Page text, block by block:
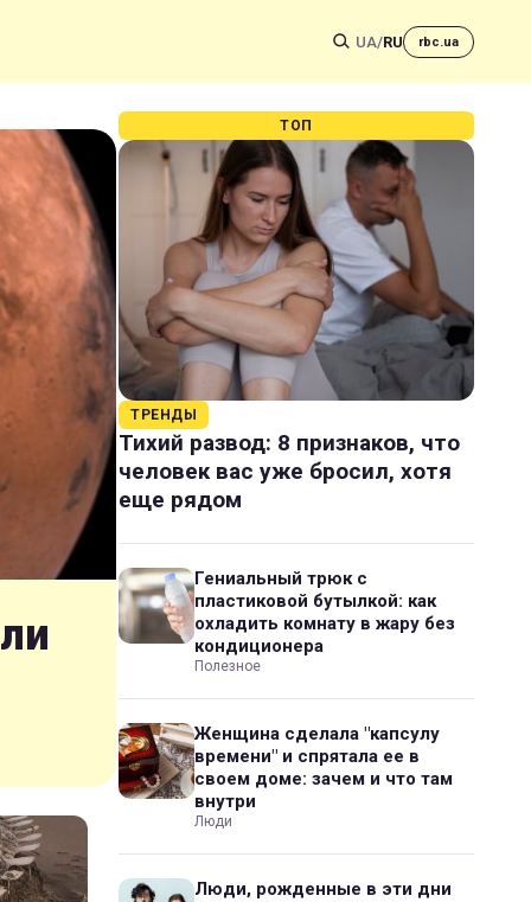
UA/RU rbc.ua
ТОП
ТРЕНДЫ
Тихий развод: 8 признаков, что
человек вас уже бросил, хотя
еще рядом
Гениальный трюк с
пластиковой бутылкой: как
охладить комнату в жару без
кондиционера
Полезное
Женщина сделала "капсулу
времени" и спрятала ее в
своем доме: зачем и что там
внутри
Люди
Люди, рожденные в эти дни